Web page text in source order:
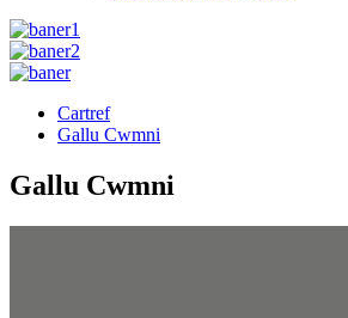
Cartref
Gallu Cwmni
Gallu Cwmni